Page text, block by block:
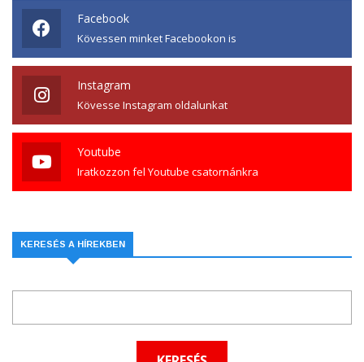
Facebook
Kövessen minket Facebookon is
Instagram
Kövesse Instagram oldalunkat
Youtube
Iratkozzon fel Youtube csatornánkra
KERESÉS A HÍREKBEN